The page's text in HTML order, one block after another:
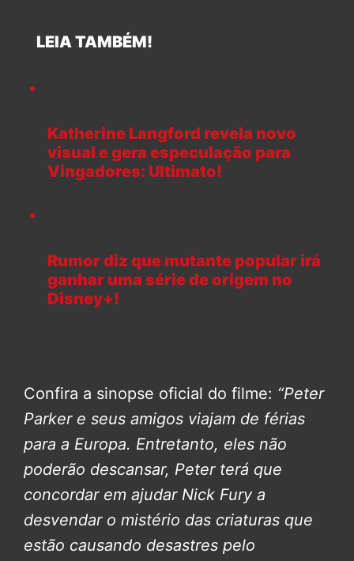
LEIA TAMBÉM!
Katherine Langford revela novo
visual e gera especulação para
Vingadores: Ultimato!
Rumor diz que mutante popular irá
ganhar uma série de origem no
Disney+!
Confira a sinopse oficial do filme: “Peter
Parker e seus amigos viajam de férias
para a Europa. Entretanto, eles não
poderão descansar, Peter terá que
concordar em ajudar Nick Fury a
desvendar o mistério das criaturas que
estão causando desastres pelo